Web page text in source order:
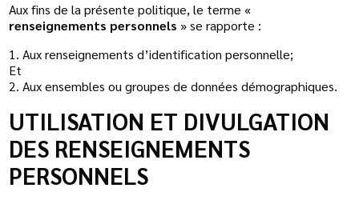
Aux fins de la présente politique, le terme «
renseignements personnels » se rapporte :
1. Aux renseignements d’identification personnelle;
Et
2. Aux ensembles ou groupes de données démographiques.
UTILISATION ET DIVULGATION
DES RENSEIGNEMENTS
PERSONNELS